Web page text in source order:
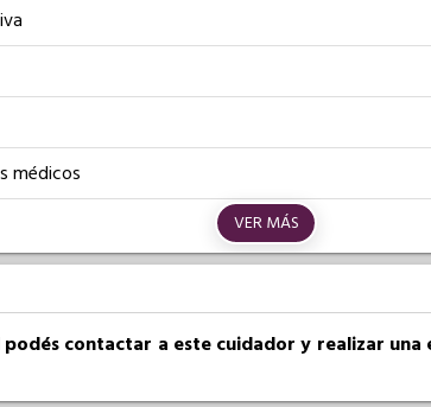
médicos
VER MÁS
contactar a este cuidador y realizar una